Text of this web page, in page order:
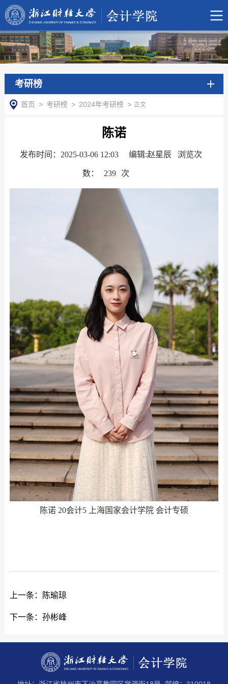
考研榜
首页 > 考研榜 > 2024年考研榜 > 正文
陈诺
发布时间：2025-03-06 12:03 编辑:赵星辰 浏览次
数： 239 次
陈诺 20会计5 上海国家会计学院 会计专硕
上一条： 陈瑜琼
下一条： 孙彬峰